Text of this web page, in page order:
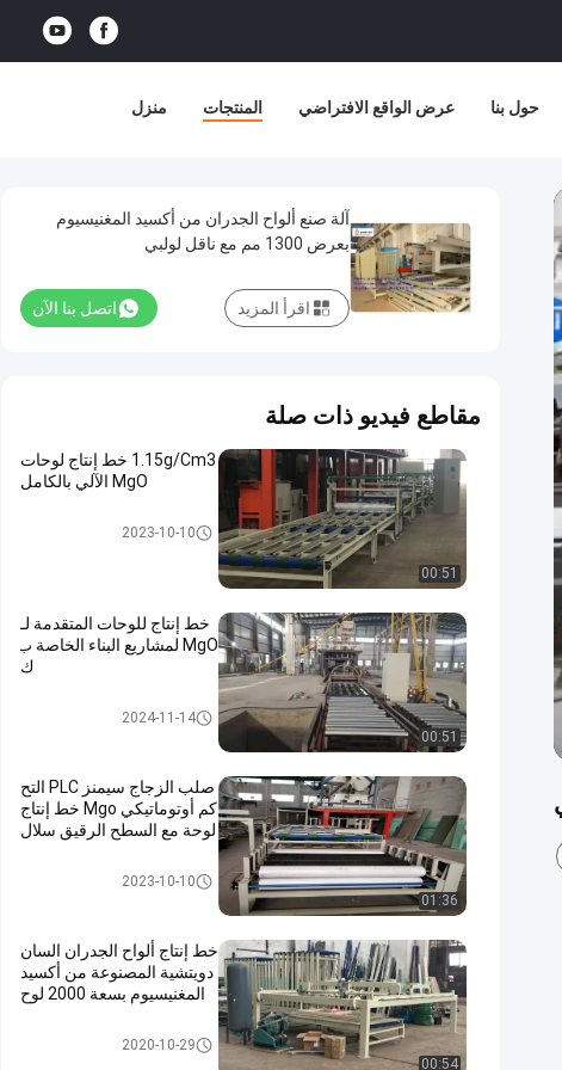
منزل المنتجات عرض الواقع الافتراضي حول بنا
آلة صنع ألواح الجدران من أكسيد المغنيسيوم
بعرض 1300 مم مع ناقل لولبي
اتصل بنا الآن اقرأ المزيد
مقاطع فيديو ذات صلة
00:51
1.15g/Cm3 خط إنتاج لوحات
MgO الآلي بالكامل
خط إنتاج لوحات Mgo2023-10-10
00:51
خط إنتاج للوحات المتقدمة لـ
MgO لمشاريع البناء الخاصة ب
ك
خط إنتاج لوحات Mgo2024-11-14
01:36
صلب الزجاج سيمنز PLC التح
كم أوتوماتيكي Mgo خط إنتاج
لوحة مع السطح الرقيق سلال
خط إنتاج لوحات Mgo2023-10-10
00:54
خط إنتاج ألواح الجدران السان
دويتشية المصنوعة من أكسيد
المغنيسيوم بسعة 2000 لوح
خط إنتاج لوحات Mgo2020-10-29